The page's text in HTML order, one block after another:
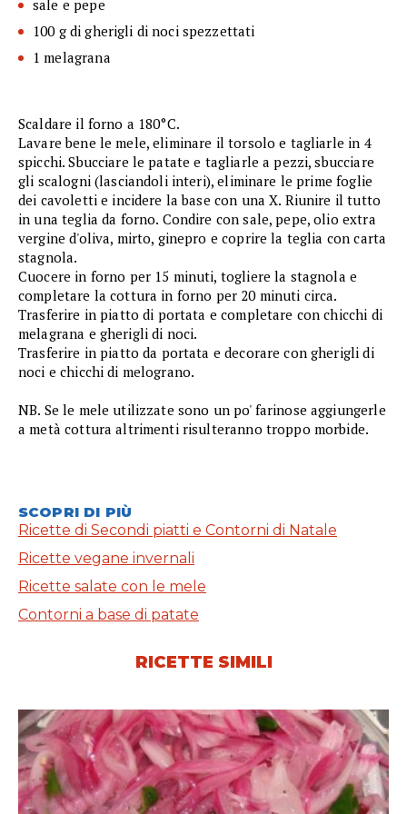
sale e pepe
100 g di gherigli di noci spezzettati
1 melagrana
Scaldare il forno a 180°C.
Lavare bene le mele, eliminare il torsolo e tagliarle in 4
spicchi. Sbucciare le patate e tagliarle a pezzi, sbucciare
gli scalogni (lasciandoli interi), eliminare le prime foglie
dei cavoletti e incidere la base con una X. Riunire il tutto
in una teglia da forno. Condire con sale, pepe, olio extra
vergine d'oliva, mirto, ginepro e coprire la teglia con carta
stagnola.
Cuocere in forno per 15 minuti, togliere la stagnola e
completare la cottura in forno per 20 minuti circa.
Trasferire in piatto di portata e completare con chicchi di
melagrana e gherigli di noci.
Trasferire in piatto da portata e decorare con gherigli di
noci e chicchi di melograno.
NB. Se le mele utilizzate sono un po' farinose aggiungerle
a metà cottura altrimenti risulteranno troppo morbide.
SCOPRI DI PIÙ
Ricette di Secondi piatti e Contorni di Natale
Ricette vegane invernali
Ricette salate con le mele
Contorni a base di patate
RICETTE SIMILI